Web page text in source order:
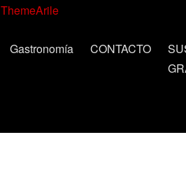
ThemeArile
Gastronomía CONTACTO